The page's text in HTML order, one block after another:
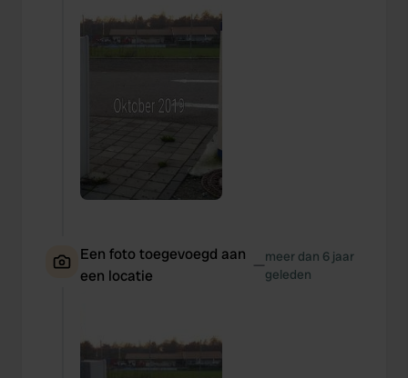
Een foto toegevoegd aan
een locatie
—meer dan 6 jaar
geleden